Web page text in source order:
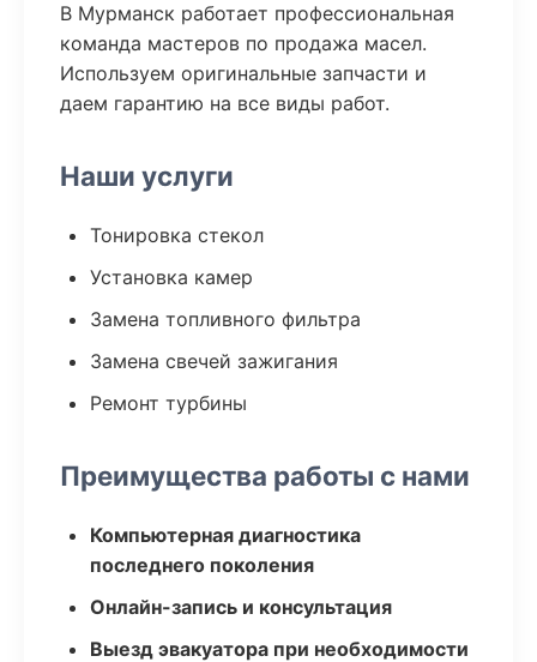
В Мурманск работает профессиональная
команда мастеров по продажа масел.
Используем оригинальные запчасти и
даем гарантию на все виды работ.
Наши услуги
Тонировка стекол
Установка камер
Замена топливного фильтра
Замена свечей зажигания
Ремонт турбины
Преимущества работы с нами
Компьютерная диагностика
последнего поколения
Онлайн-запись и консультация
Выезд эвакуатора при необходимости